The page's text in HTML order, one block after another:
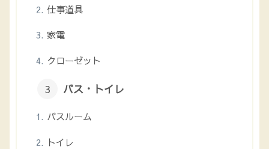
仕事道具
家電
クローゼット
バス・トイレ
バスルーム
トイレ